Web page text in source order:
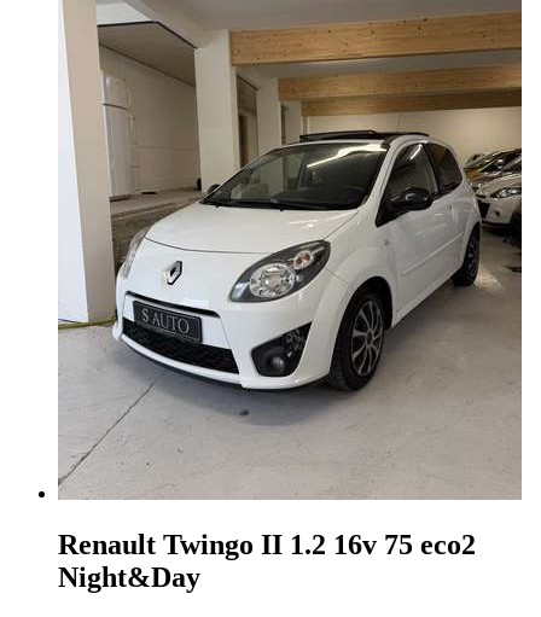
Renault Twingo II 1.2 16v 75 eco2
Night&Day